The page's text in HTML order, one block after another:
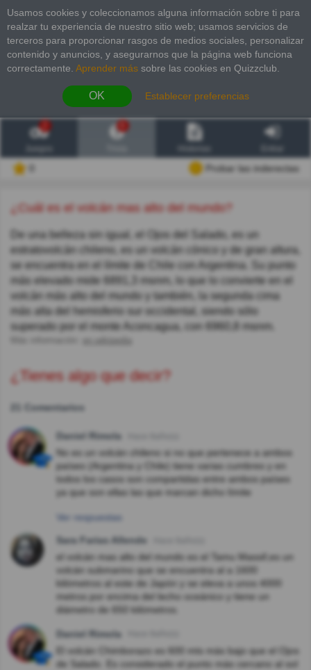
Usamos cookies y coleccionamos alguna información sobre ti para
realzar tu experiencia de nuestro sitio web; usamos servicios de
terceros para proporcionar rasgos de medios sociales, personalizar
contenido y anuncios, y asegurarnos que la página web funciona
correctamente. Aprender más sobre las cookies en Quizzclub.
OK Establecer preferencias
2
Probar las inderectas
¿Cuál es el volcán mas alto del mundo?
De una belleza sin igual, el Ojos del Salado, es un
estratovolcán chileno, es un volcán cónico y de gran altura,
se encuentra en el límite de Chile con Argentina. Su punto
más elevado mide 6891,3 msnm, lo que lo convierte en el
volcán más alto del mundo y también, la segunda cima
más alta del hemisferio sur occidental, siendo sólo
superado por el monte Aconcagua, con 6960,8 msnm.
en.wikipedia
¿Tienes algo que decir?
21 Comentarios
Daniel Rimola
No es un volcán chileno si no que pertenece a ambos
países (Argentina y Chile) tiene varias cumbres y en
todos los casos son compartidas entre ambos países
ya que son ellas las que marcan dicho límite
Ver respuestas
Sara Farias Allende
el volcán mas alto del mundo es el Tamu Massif,es un
volcán submarino que se encuentra al a 1600
kilómetros al este de Japón y se eleva a unos 4000
metros por encima del lecho oceánico y tiene un
diámetro de 650 kilómetros.
Daniel Rimola
El volcán Chimborazo es 600 mts más bajo que el Ojos
de Salado. Es considerado el punto más cercano al sol